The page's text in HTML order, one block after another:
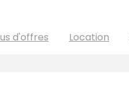
d'offres Location